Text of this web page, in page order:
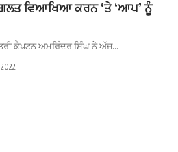
ਵਿਆਖਿਆ ਕਰਨ ‘ਤੇ ‘ਆਪ’ ਨੂੰ
ਕੈਪਟਨ ਅਮਰਿੰਦਰ ਸਿੰਘ ਨੇ ਅੱਜ…